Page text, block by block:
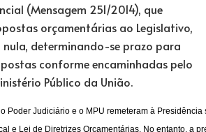
(Mensagem 251/2014), que
orçamentárias ao Legislativo,
nula, determinando-se prazo para
conforme encaminhadas pelo
Público da União.
Poder Judiciário e o MPU remeteram à
e Lei de Diretrizes Orçamentárias. No entanto, a